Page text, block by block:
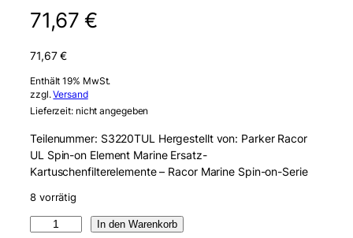
71,67€
71,67€
Enthält 19% MwSt.
zzgl.Versand
Lieferzeit: nicht angegeben
Teilenummer: S3220TUL Hergestellt von: Parker Racor
UL Spin-on Element Marine Ersatz-
Kartuschenfilterelemente – Racor Marine Spin-on-Serie
8 vorrätig
In den Warenkorb